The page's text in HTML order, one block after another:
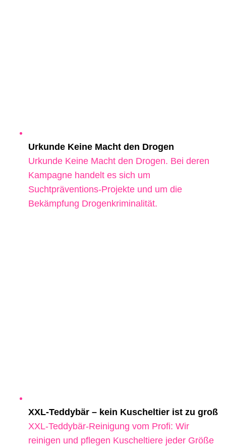
Urkunde Keine Macht den Drogen
Urkunde Keine Macht den Drogen. Bei deren
Kampagne handelt es sich um
Suchtpräventions-Projekte und um die
Bekämpfung Drogenkriminalität.
XXL-Teddybär – kein Kuscheltier ist zu groß
XXL-Teddybär-Reinigung vom Profi: Wir
reinigen und pflegen Kuscheltiere jeder Größe